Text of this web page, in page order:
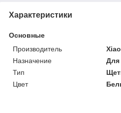
Характеристики
Основные
Производитель
Назначение
Для
Тип
Цвет